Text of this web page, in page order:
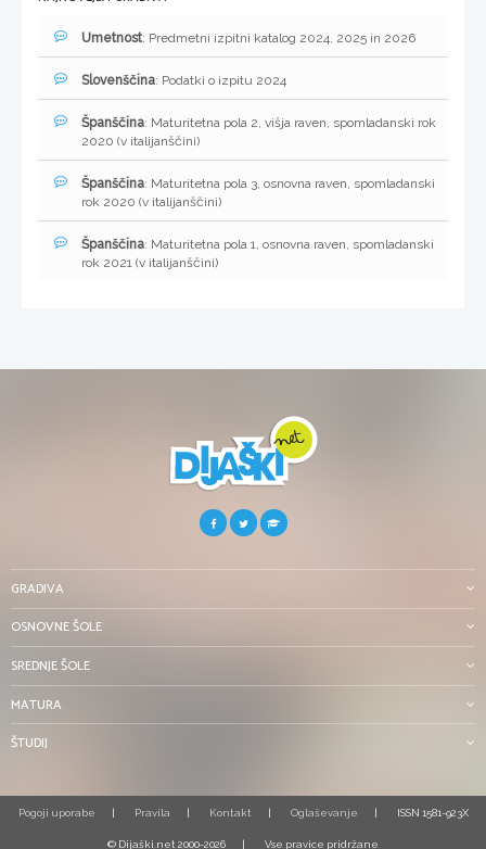
Umetnost: Predmetni izpitni katalog 2024, 2025 in 2026
Slovenščina: Podatki o izpitu 2024
Španščina: Maturitetna pola 2, višja raven, spomladanski rok
2020 (v italijanščini)
Španščina: Maturitetna pola 3, osnovna raven, spomladanski
rok 2020 (v italijanščini)
Španščina: Maturitetna pola 1, osnovna raven, spomladanski
rok 2021 (v italijanščini)
GRADIVA
OSNOVNE ŠOLE
SREDNJE ŠOLE
MATURA
ŠTUDIJ
Pogoji uporabe Pravila Kontakt Oglaševanje ISSN 1581-923X
© Dijaški.net 2000-2026 Vse pravice pridržane